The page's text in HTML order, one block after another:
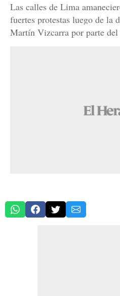
Las calles de Lima
fuertes protestas luego de la
Martín Vizcarra por parte del